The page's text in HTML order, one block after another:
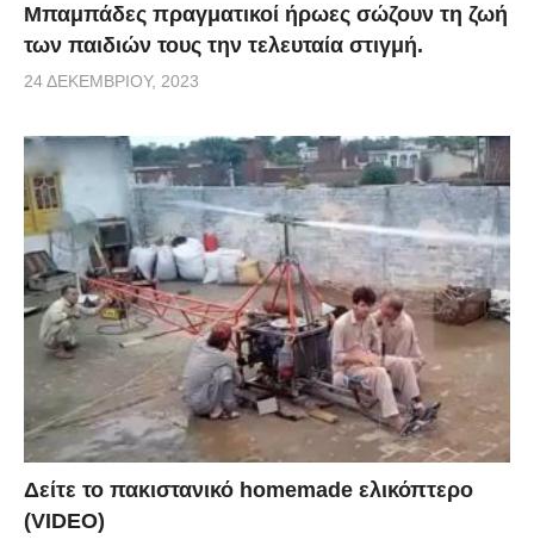
Μπαμπάδες πραγματικοί ήρωες σώζουν τη ζωή
των παιδιών τους την τελευταία στιγμή.
24 ΔΕΚΕΜΒΡΊΟΥ, 2023
Δείτε το πακιστανικό homemade ελικόπτερο
(VIDEO)